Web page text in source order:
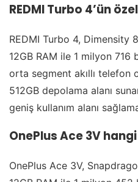
REDMI Turbo 4’ün
REDMI Turbo 4, Dimensity
12GB RAM ile 1 milyon 716
orta segment akıllı telefon
512GB depolama alanı
geniş kullanım alanı
OnePlus Ace 3V
OnePlus Ace 3V,